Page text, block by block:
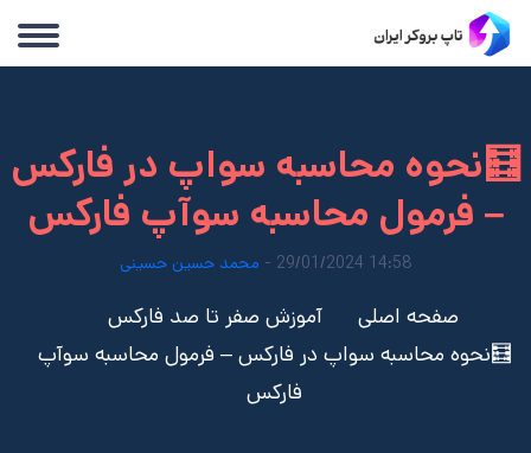
🧮نحوه محاسبه سواپ در فارکس
– فرمول محاسبه سوآپ فارکس
14:58 29/01/2024 - محمد حسین حسینی
صفحه اصلی
آموزش صفر تا صد فارکس
🧮نحوه محاسبه سواپ در فارکس – فرمول محاسبه سوآپ
فارکس